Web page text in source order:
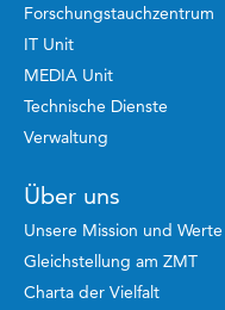
Forschungstauchzentrum
IT Unit
MEDIA Unit
Technische Dienste
Verwaltung
Über uns
Unsere Mission und Werte
Gleichstellung am ZMT
Charta der Vielfalt